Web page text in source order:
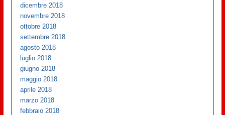
dicembre 2018
novembre 2018
ottobre 2018
settembre 2018
agosto 2018
luglio 2018
giugno 2018
maggio 2018
aprile 2018
marzo 2018
febbraio 2018